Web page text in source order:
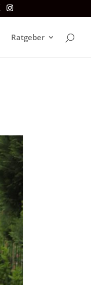
Ratgeber